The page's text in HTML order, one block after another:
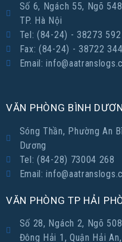
Số 6, Ngách 55, Ngõ
TP. Hà Nội
Tel: (84-24) - 38273 592
Fax: (84-24) - 38722 344
Email:
VĂN PHÒNG BÌNH
Sóng Thần, Phường An
Dương
Tel: (84-28) 73004 268
Email:
VĂN PHÒNG TP HẢI
Số 28, Ngách 2, Ngõ
Đông Hải 1, Quận Hải